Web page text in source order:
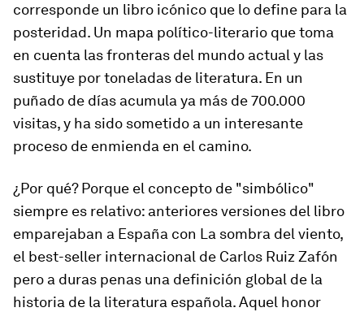
corresponde un libro icónico que lo define para la
posteridad. Un mapa político-literario que toma
en cuenta las fronteras del mundo actual y las
sustituye por toneladas de literatura. En un
puñado de días acumula ya más de 700.000
visitas, y ha sido sometido a un interesante
proceso de enmienda en el camino.
¿Por qué? Porque el concepto de "simbólico"
siempre es relativo: anteriores versiones del libro
emparejaban a España con La sombra del viento,
el best-seller internacional de Carlos Ruiz Zafón
pero a duras penas una definición global de la
historia de la literatura española. Aquel honor